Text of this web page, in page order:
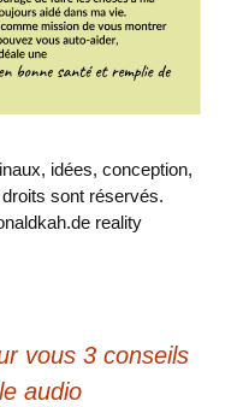
idées, conception,
sont réservés.
reality
vous 3 conseils
audio